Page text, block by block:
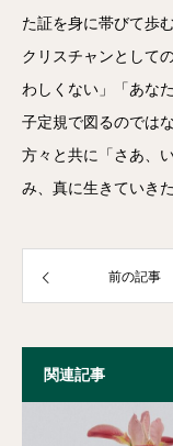
た証を身に帯びて歩
クリスチャンとして
わしくない」「あな
子定規で図るのでは
方々と共に「さあ、
み、真に生きていき
前の記事
関連記事